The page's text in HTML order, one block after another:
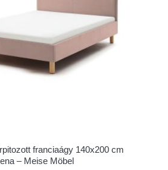
franciaágy 140x200 cm
– Meise Möbel